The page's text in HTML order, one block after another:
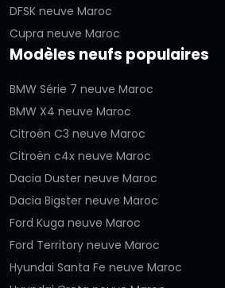
DFSK neuve Maroc
Cupra neuve Maroc
Modèles neufs populaires
BMW Série 7 neuve Maroc
BMW X4 neuve Maroc
Citroën C3 neuve Maroc
Citroën c4x neuve Maroc
Dacia Duster neuve Maroc
Dacia Bigster neuve Maroc
Ford Kuga neuve Maroc
Ford Territory neuve Maroc
Hyundai Santa Fe neuve Maroc